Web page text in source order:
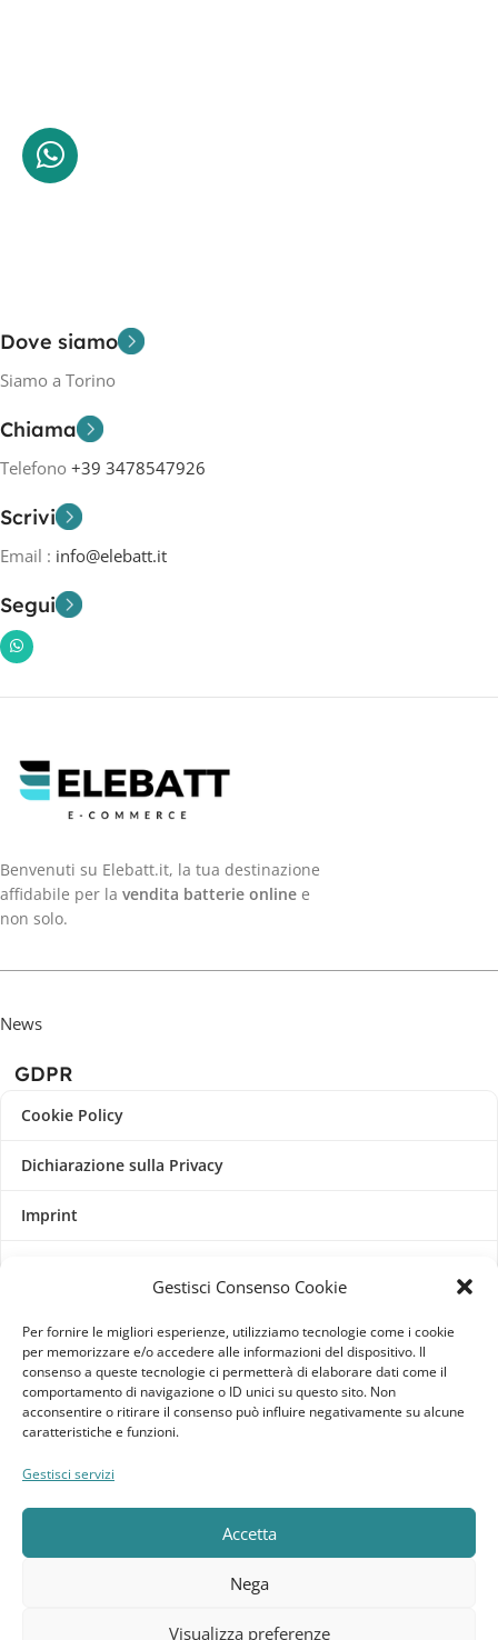
Gestisci Consenso Cookie
Per fornire le migliori esperienze, utilizziamo tecnologie come i cookie
per memorizzare e/o accedere alle informazioni del dispositivo. Il
consenso a queste tecnologie ci permetterà di elaborare dati come il
comportamento di navigazione o ID unici su questo sito. Non
acconsentire o ritirare il consenso può influire negativamente su alcune
caratteristiche e funzioni.
Gestisci servizi
Accetta
Nega
Visualizza preferenze
Dove siamo
Siamo a Torino
Chiama
Telefono +39 3478547926
Scrivi
Email : info@elebatt.it
Segui
Benvenuti su Elebatt.it, la tua destinazione
affidabile per la vendita batterie online e
non solo.
News
GDPR
Cookie Policy
Dichiarazione sulla Privacy
Imprint
Pagine Dedicate
Raffrescatori Evaporativi Industriali
CLIENTE